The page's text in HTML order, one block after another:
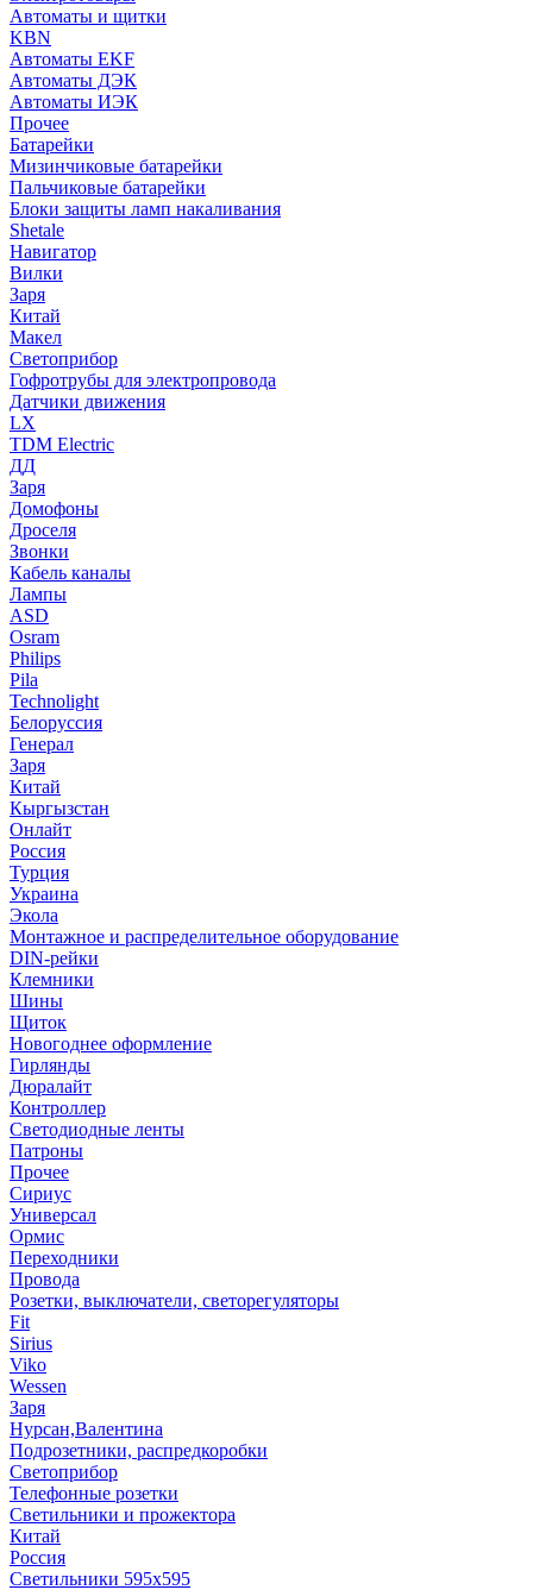
Автоматы и щитки
KBN
Автоматы EKF
Автоматы ДЭК
Автоматы ИЭК
Прочее
Батарейки
Мизинчиковые батарейки
Пальчиковые батарейки
Блоки защиты ламп накаливания
Shetale
Навигатор
Вилки
Заря
Китай
Макел
Светоприбор
Гофротрубы для электропровода
Датчики движения
LX
TDM Electric
ДД
Заря
Домофоны
Дроселя
Звонки
Кабель каналы
Лампы
ASD
Osram
Philips
Pila
Technolight
Белоруссия
Генерал
Заря
Китай
Кыргызстан
Онлайт
Россия
Турция
Украина
Экола
Монтажное и распределительное оборудование
DIN-рейки
Клемники
Шины
Щиток
Новогоднее оформление
Гирлянды
Дюралайт
Контроллер
Светодиодные ленты
Патроны
Прочее
Сириус
Универсал
Ормис
Переходники
Провода
Розетки, выключатели, светорегуляторы
Fit
Sirius
Viko
Wessen
Заря
Нурсан,Валентина
Подрозетники, распредкоробки
Светоприбор
Телефонные розетки
Светильники и прожектора
Китай
Россия
Светильники 595х595